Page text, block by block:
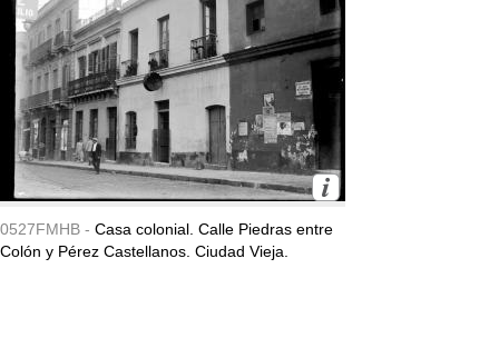
0527FMHB - Casa colonial. Calle Piedras entre
Colón y Pérez Castellanos. Ciudad Vieja.